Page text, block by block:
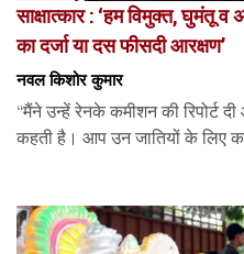
साक्षात्कार : ‘हम विमुक्त, घुमंतू व
का दर्जा या दस फीसदी आरक्षण’
नवल किशोर कुमार
“मैंने उन्हें रेनके कमीशन की रिपोर्ट
कहती है। आप उन जातियों के लिए